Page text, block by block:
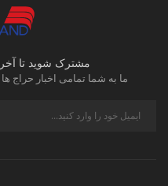
مشترک شوید تا
ما به شما تمامی اخبار حراج